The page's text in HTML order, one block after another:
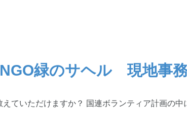
緑のサヘル 現地事
ていただけますか？ 国連ボランティア計画の